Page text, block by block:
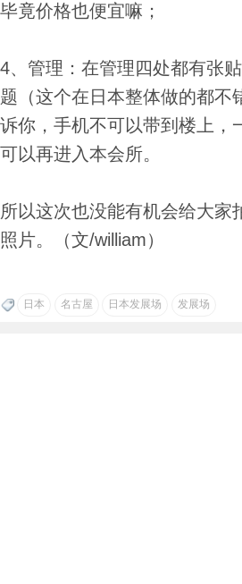
毕竟价格也便宜嘛；
4、管理：在管理四处都有张
题（这个在日本整体做的都不
诉你，手机不可以带到楼上，
可以再进入本会所。
所以这次也没能有机会给大家
照片。（文/william）
日本 名古屋 日本发展场 发展场